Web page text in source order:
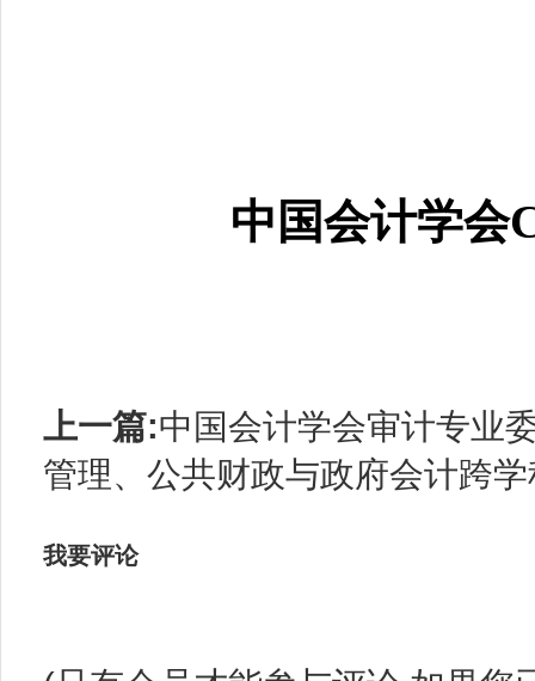
中国会计学会
上一篇:中国会计学会审计专业
管理、公共财政与政府会计跨
我要评论